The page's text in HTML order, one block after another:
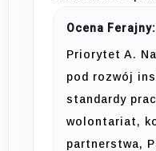
Ocena Ferajny:
Priorytet A.
pod rozwój
standardy
wolontariat,
partnerstwa,